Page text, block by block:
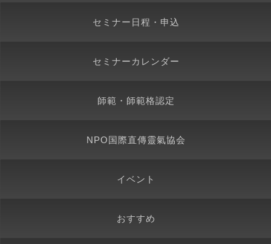
セミナー日程・申込
セミナーカレンダー
師範・師範格認定
NPO国際直傳靈氣協会
イベント
おすすめ